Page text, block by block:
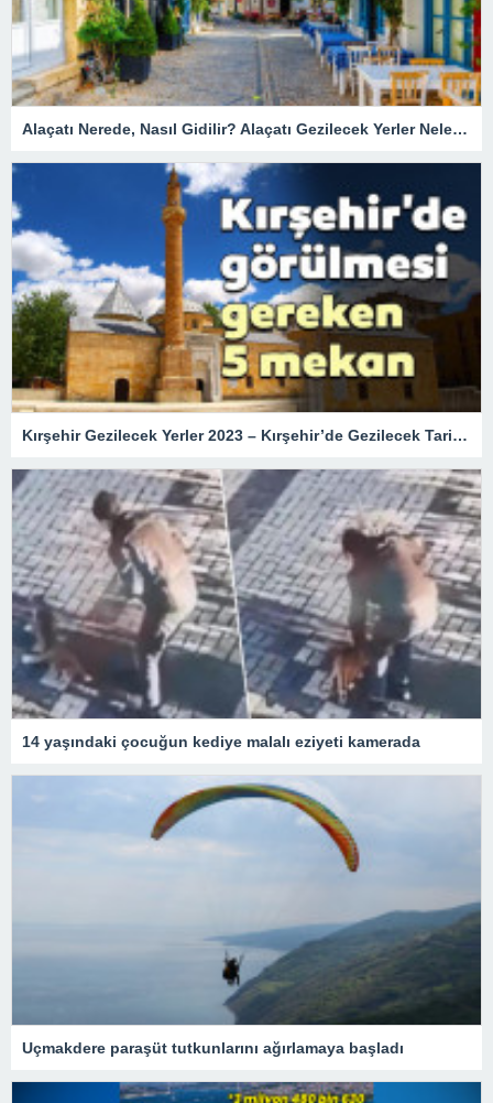
Alaçatı Nerede, Nasıl Gidilir? Alaçatı Gezilecek Yerler Nelerdir?
Kırşehir Gezilecek Yerler 2023 – Kırşehir’de Gezilecek Tarihi Turistik Yerler, En Güzel Doğal Mekanlar ve Müzeler Listesi
14 yaşındaki çocuğun kediye malalı eziyeti kamerada
Uçmakdere paraşüt tutkunlarını ağırlamaya başladı